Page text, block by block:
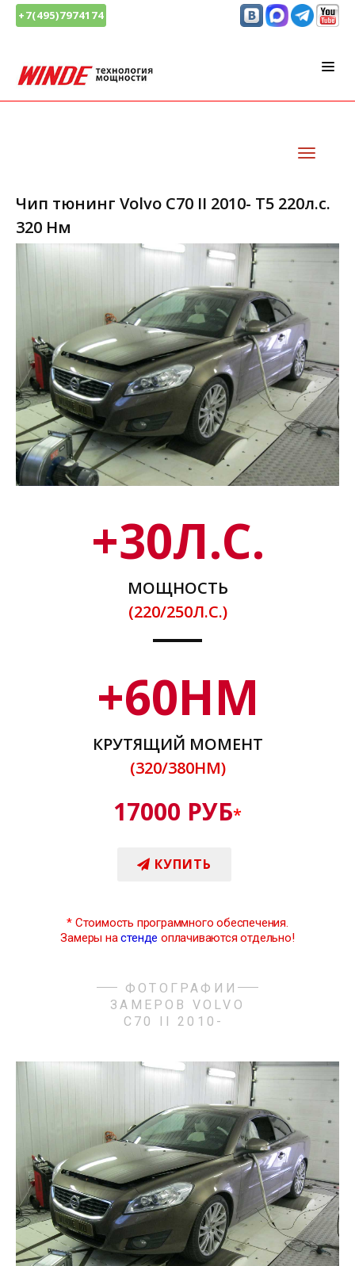
+7(495)7974174
Чип тюнинг Volvo C70 II 2010- T5 220л.с.
320 Нм
+30Л.С.
МОЩНОСТЬ
(220/250Л.С.)
+60НМ
КРУТЯЩИЙ МОМЕНТ
(320/380НМ)
17000 РУБ*
КУПИТЬ
* Стоимость программного обеспечения.
Замеры настенде оплачиваются отдельно!
ФОТОГРАФИИ
ЗАМЕРОВ VOLVO
C70 II 2010-